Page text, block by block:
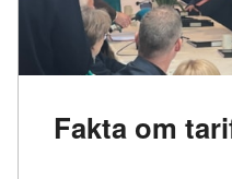
Fakta om